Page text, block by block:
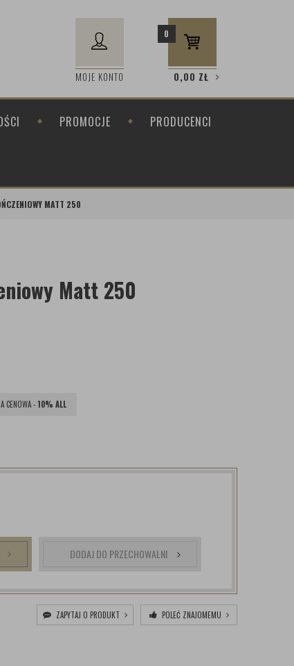
MOJE KONTO
0
0,00 ZŁ
PROMOCJE PRODUCENCI
MATT 250
Matt 250
CENOWA -10% ALL
DODAJ DO PRZECHOWALNI
ZAPYTAJ O PRODUKT POLEĆ ZNAJOMEMU